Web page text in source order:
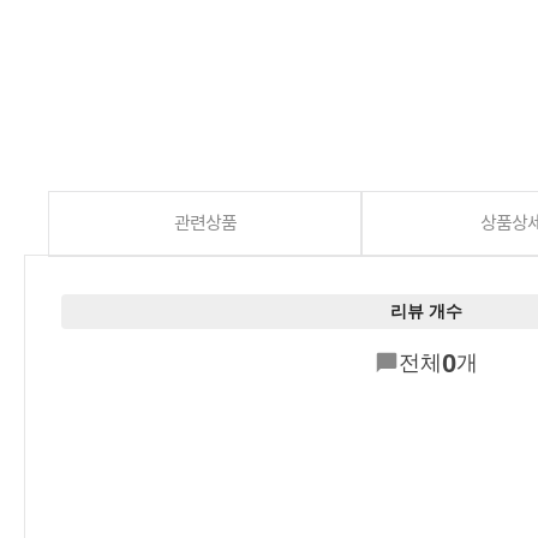
관련상품 상품상
리뷰 개수
전체 0개